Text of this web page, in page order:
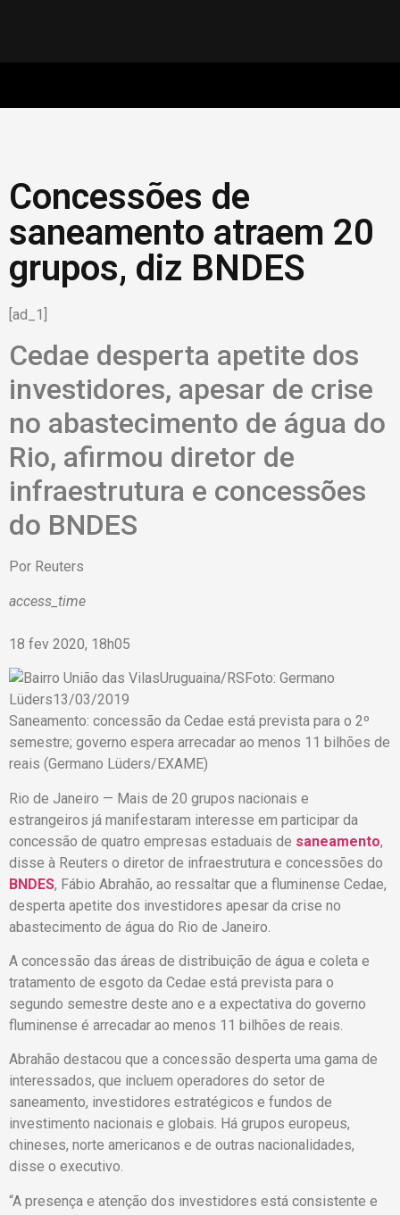
Concessões de
saneamento atraem 20
grupos, diz BNDES
[ad_1]
Cedae desperta apetite dos
investidores, apesar de crise
no abastecimento de água do
Rio, afirmou diretor de
infraestrutura e concessões
do BNDES
Por Reuters
access_time
18 fev 2020, 18h05
Saneamento: concessão da Cedae está prevista para o 2º
semestre; governo espera arrecadar ao menos 11 bilhões de
reais (Germano Lüders/EXAME)
Rio de Janeiro — Mais de 20 grupos nacionais e
estrangeiros já manifestaram interesse em participar da
concessão de quatro empresas estaduais de saneamento,
disse à Reuters o diretor de infraestrutura e concessões do
BNDES, Fábio Abrahão, ao ressaltar que a fluminense Cedae,
desperta apetite dos investidores apesar da crise no
abastecimento de água do Rio de Janeiro.
A concessão das áreas de distribuição de água e coleta e
tratamento de esgoto da Cedae está prevista para o
segundo semestre deste ano e a expectativa do governo
fluminense é arrecadar ao menos 11 bilhões de reais.
Abrahão destacou que a concessão desperta uma gama de
interessados, que incluem operadores do setor de
saneamento, investidores estratégicos e fundos de
investimento nacionais e globais. Há grupos europeus,
chineses, norte americanos e de outras nacionalidades,
disse o executivo.
“A presença e atenção dos investidores está consistente e